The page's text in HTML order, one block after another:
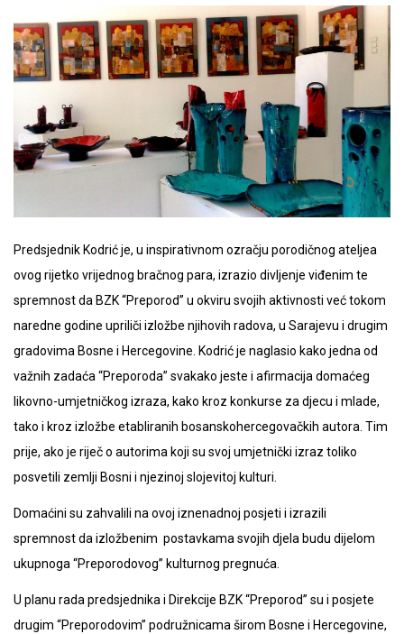
Predsjednik Kodrić je, u inspirativnom ozračju porodičnog ateljea
ovog rijetko vrijednog bračnog para, izrazio divljenje viđenim te
spremnost da BZK “Preporod” u okviru svojih aktivnosti već tokom
naredne godine upriliči izložbe njihovih radova, u Sarajevu i drugim
gradovima Bosne i Hercegovine. Kodrić je naglasio kako jedna od
važnih zadaća “Preporoda” svakako jeste i afirmacija domaćeg
likovno-umjetničkog izraza, kako kroz konkurse za djecu i mlade,
tako i kroz izložbe etabliranih bosanskohercegovačkih autora. Tim
prije, ako je riječ o autorima koji su svoj umjetnički izraz toliko
posvetili zemlji Bosni i njezinoj slojevitoj kulturi.
Domaćini su zahvalili na ovoj iznenadnoj posjeti i izrazili
spremnost da izložbenim postavkama svojih djela budu dijelom
ukupnoga “Preporodovog” kulturnog pregnuća.
U planu rada predsjednika i Direkcije BZK “Preporod” su i posjete
drugim “Preporodovim” podružnicama širom Bosne i Hercegovine,